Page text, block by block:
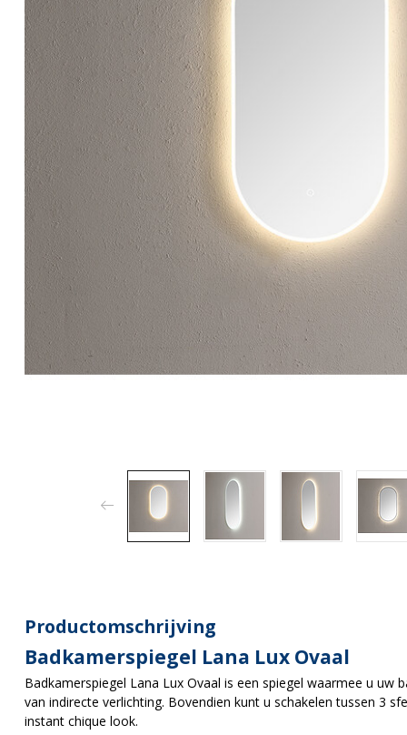
Productomschrijving
Badkamerspiegel Lana Lux Ovaal
Badkamerspiegel Lana Lux Ovaal is een spiegel waarmee u uw
van indirecte verlichting. Bovendien kunt u schakelen tussen 3
instant chique look.